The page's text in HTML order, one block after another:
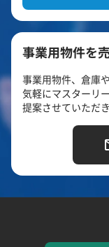
事業用物件を
事業用物件、倉庫
気軽にマスターリ
提案させていただき